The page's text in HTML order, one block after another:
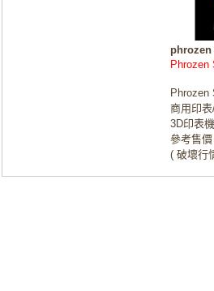
phrozen
Phrozen
Phrozen
商用印
3D印表機
參考售
( 破壞行